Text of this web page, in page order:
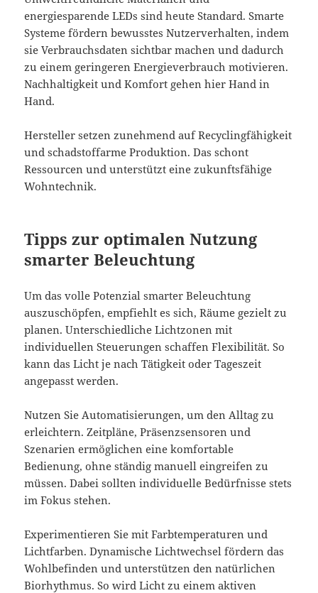
energiesparende LEDs sind heute Standard. Smarte
Systeme fördern bewusstes Nutzerverhalten, indem
sie Verbrauchsdaten sichtbar machen und dadurch
zu einem geringeren Energieverbrauch motivieren.
Nachhaltigkeit und Komfort gehen hier Hand in
Hand.
Hersteller setzen zunehmend auf Recyclingfähigkeit
und schadstoffarme Produktion. Das schont
Ressourcen und unterstützt eine zukunftsfähige
Wohntechnik.
Tipps zur optimalen Nutzung
smarter Beleuchtung
Um das volle Potenzial smarter Beleuchtung
auszuschöpfen, empfiehlt es sich, Räume gezielt zu
planen. Unterschiedliche Lichtzonen mit
individuellen Steuerungen schaffen Flexibilität. So
kann das Licht je nach Tätigkeit oder Tageszeit
angepasst werden.
Nutzen Sie Automatisierungen, um den Alltag zu
erleichtern. Zeitpläne, Präsenzsensoren und
Szenarien ermöglichen eine komfortable
Bedienung, ohne ständig manuell eingreifen zu
müssen. Dabei sollten individuelle Bedürfnisse stets
im Fokus stehen.
Experimentieren Sie mit Farbtemperaturen und
Lichtfarben. Dynamische Lichtwechsel fördern das
Wohlbefinden und unterstützen den natürlichen
Biorhythmus. So wird Licht zu einem aktiven